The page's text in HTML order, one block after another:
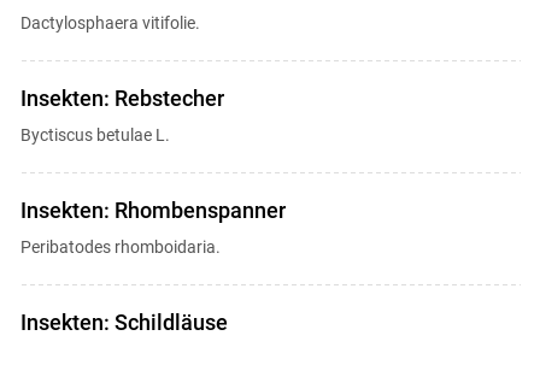
Dactylosphaera vitifolie.
Insekten: Rebstecher
Byctiscus betulae L.
Insekten: Rhombenspanner
Peribatodes rhomboidaria.
Insekten: Schildläuse